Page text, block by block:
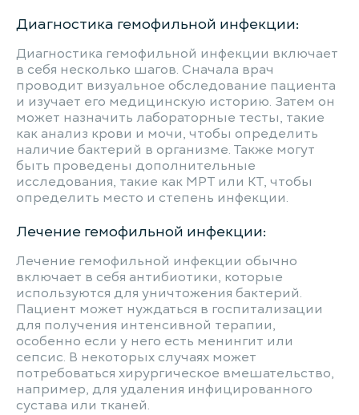
Диагностика гемофильной инфекции:
Диагностика гемофильной инфекции включает
в себя несколько шагов. Сначала врач
проводит визуальное обследование пациента
и изучает его медицинскую историю. Затем он
может назначить лабораторные тесты, такие
как анализ крови и мочи, чтобы определить
наличие бактерий в организме. Также могут
быть проведены дополнительные
исследования, такие как МРТ или КТ, чтобы
определить место и степень инфекции.
Лечение гемофильной инфекции:
Лечение гемофильной инфекции обычно
включает в себя антибиотики, которые
используются для уничтожения бактерий.
Пациент может нуждаться в госпитализации
для получения интенсивной терапии,
особенно если у него есть менингит или
сепсис. В некоторых случаях может
потребоваться хирургическое вмешательство,
например, для удаления инфицированного
сустава или тканей.